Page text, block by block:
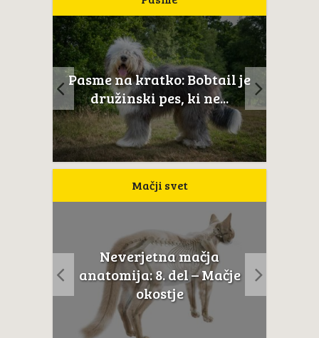
Pasme na kratko: Bobtail je
družinski pes, ki ne...
Mačji svet
Neverjetna mačja
anatomija: 8. del – Mačje
okostje